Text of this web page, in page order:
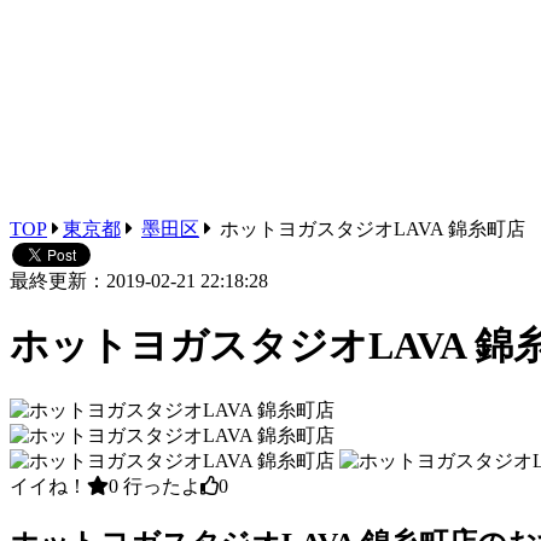
TOP 東京都 墨田区 ホットヨガスタジオLAVA 錦糸町店
最終更新：2019-02-21 22:18:28
ホットヨガスタジオLAVA 錦
イイね！ 0 行ったよ 0